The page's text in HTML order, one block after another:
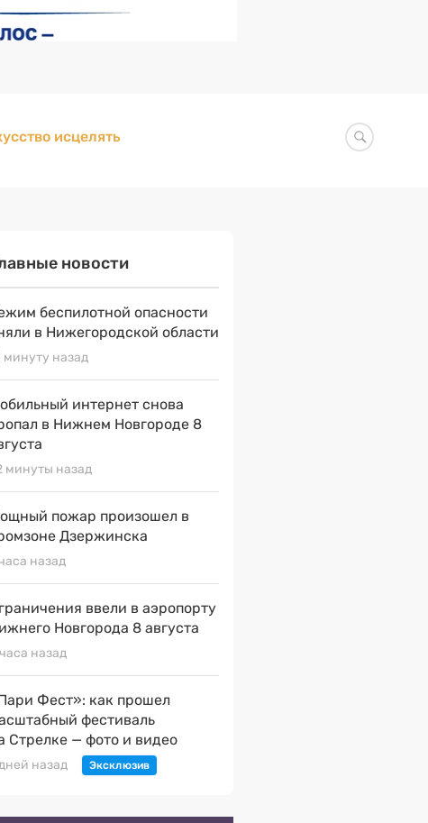
исцелять
новости
беспилотной опасности
в Нижегородской области
минуту назад
интернет снова
в Нижнем Новгороде 8
минуты назад
пожар произошел в
Дзержинска
назад
ввели в аэропорту
Новгорода 8 августа
назад
Фест»: как прошел
фестиваль
Стрелке — фото и видео
назад